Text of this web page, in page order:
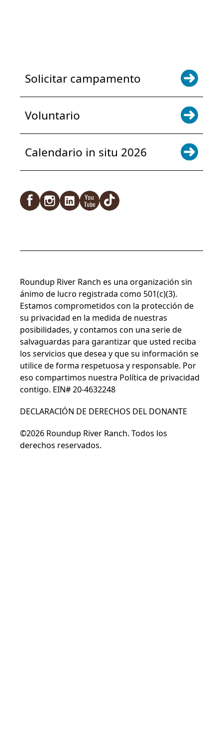
Solicitar campamento
Voluntario
Calendario in situ 2026
Roundup River Ranch es una organización sin
ánimo de lucro registrada como 501(c)(3).
Estamos comprometidos con la protección de
su privacidad en la medida de nuestras
posibilidades, y contamos con una serie de
salvaguardas para garantizar que usted reciba
los servicios que desea y que su información se
utilice de forma respetuosa y responsable. Por
eso compartimos nuestra Política de privacidad
contigo. EIN# 20-4632248
DECLARACIÓN DE DERECHOS DEL DONANTE
©2026 Roundup River Ranch. Todos los
derechos reservados.